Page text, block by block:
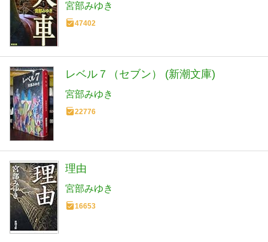
宮部みゆき
47402
レベル７（セブン） (新潮文庫)
宮部みゆき
22776
理由
宮部みゆき
16653